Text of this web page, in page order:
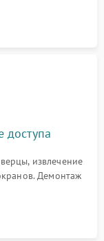
дверцы.
доступа
извлечение
Демонтаж
доступа к